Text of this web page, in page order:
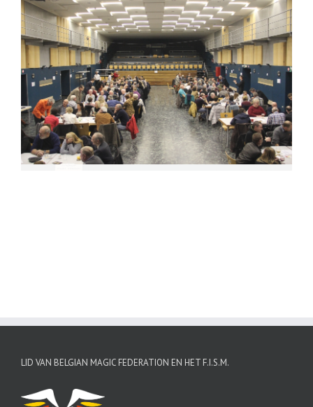
LID VAN BELGIAN MAGIC FEDERATION EN HET F.I.S.M.